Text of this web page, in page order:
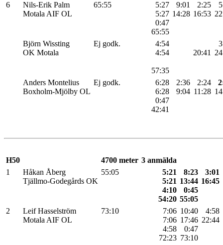
6
Nils-Erik Palm
Motala AIF OL
65:55
5:27
5:27
0:47
65:55
9:01
14:28
2:25
16:53
Björn Wissting
OK Motala
Ej godk.
4:54
4:54
57:35
20:41
Anders Montelius
Boxholm-Mjölby OL
Ej godk.
6:28
6:28
0:47
42:41
2:36
9:04
2:24
11:28
H50 4700 meter 3 anmälda
1
Håkan Åberg
Tjällmo-Godegårds OK
55:05
5:21
5:21
4:10
54:20
8:23
13:44
0:45
55:05
3:01
16:45
2
Leif Hasselström
Motala AIF OL
73:10
7:06
7:06
4:58
72:23
10:40
17:46
0:47
73:10
4:58
22:44